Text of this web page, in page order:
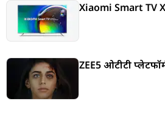
Xiaomi Smart TV
ZEE5 ओटीटी